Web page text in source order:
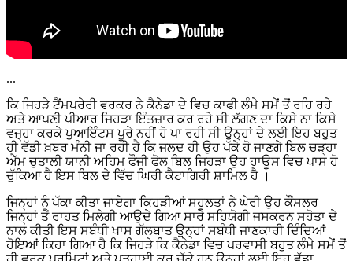
...
ਕਿ ਜਿਹੜੇ ਟੈਂਮਪਰੇਰੀ ਵਰਕਰ ਨੇ ਕੈਨੇਡਾ ਦੇ ਵਿਚ ਕਾਫੀ ਲੰਮੇ ਸਮੇਂ ਤੋਂ ਰਹਿ ਰਹੇ
ਅਤੇ ਆਪਣੀ ਪੀਆਰ ਜਿਹੜਾ ਇੰਤਜ਼ਾਰ ਕਰ ਰਹੇ ਸੀ ਲੱਗਣ ਦਾ ਕਿਸੇ ਨਾ ਕਿਸੇ
ਵਜ੍ਹਾ ਕਰਕੇ ਪੁਆਇੰਟਸ ਪੂਰੇ ਨਹੀਂ ਹੋ ਪਾ ਰਹੀ ਸੀ ਉਨ੍ਹਾਂ ਦੇ ਲਈ ਇਹ ਬਹੁਤ
ਹੀ ਵੱਡੀ ਖ਼ਬਰ ਮੰਨੀ ਜਾ ਰਹੀ ਹੈ ਕਿ ਜਲਦ ਹੀ ਉਹ ਪੱਕੇ ਹੋ ਜਾਣਗੇ ਬਿਲ ਚੜ੍ਹਾ
ਐੱਮ ਚੁਤਾਲੀ ਯਾਨੀ ਅਹਿਮ ਫੌਜੀ ਫੋਲ ਬਿਲ ਜਿਹੜਾ ਉਹ ਹਾਊਸ ਵਿਚ ਪਾਸ ਹੋ
ਚੁੱਕਿਆ ਹੈ ਇਸ ਬਿਲ ਦੇ ਵਿੱਚ ਘਿਰੀ ਕੈਟਾਗਿਰੀ ਸ਼ਾਮਿਲ ਹੈ ।
ਜਿਨ੍ਹਾਂ ਨੂੰ ਪੱਕਾ ਕੀਤਾ ਜਾਏਗਾ ਕਿਹੜੀਆਂ ਸਹੂਲਤਾਂ ਨੇ ਘੇਰੀ ਉਹ ਕੌਂਸਲਰ
ਜਿਨ੍ਹਾਂ ਤੋਂ ਰਾਹਤ ਮਿਲੇਗੀ ਆਉਦੇ ਗਿਆ ਸਾਰੇ ਸਹਿਯੋਗੀ ਜਸਕਰਨ ਸਹੋਤਾ ਦੇ
ਨਾਲ ਕੀਤੀ ਇਸ ਸਬੰਧੀ ਖਾਸ ਗੱਲਬਾਤ ਉਨ੍ਹਾਂ ਸਬੰਧੀ ਜਾਣਕਾਰੀ ਦਿੰਦਿਆਂ
ਹੋਇਆਂ ਕਿਹਾ ਗਿਆ ਹੈ ਕਿ ਜਿਹੜੇ ਕਿ ਕੈਨੇਡਾ ਵਿਚ ਪਰਵਾਸੀ ਬਹੁਤ ਲੰਮੇ ਸਮੇਂ ਤੋਂ